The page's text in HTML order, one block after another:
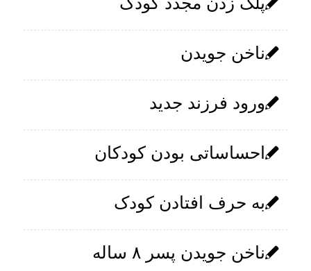
ناخن جویدن
ورود فرزند جدید
احساساتی بودن کودکان
به حرف افتادن کودک
ناخن جویدن پسر ۸ ساله